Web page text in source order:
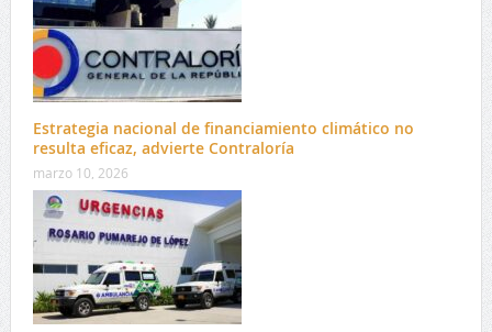
Estrategia nacional de financiamiento climático no
resulta eficaz, advierte Contraloría
marzo 10, 2026